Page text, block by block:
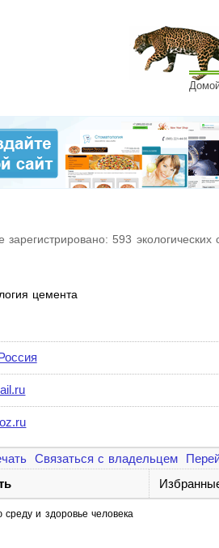
593 экологических
цемента
Россия
Связаться с владельцем
и здоровье человека